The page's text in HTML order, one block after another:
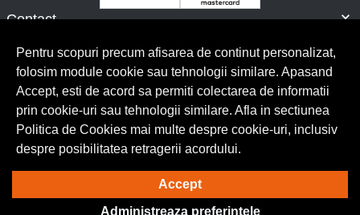
Contact
Servicii clienti
© Copyright 2026 Lumilux. Toate drepturile rezervate.
Solutie eCommercepowered by
Pentru scopuri precum afisarea de continut personalizat,
folosim module cookie sau tehnologii similare. Apasand
Accept, esti de acord sa permiti colectarea de informatii
prin cookie-uri sau tehnologii similare. Afla in sectiunea
Politica de Cookies mai multe despre cookie-uri, inclusiv
despre posibilitatea retragerii acordului.
Accept
Administreaza preferintele